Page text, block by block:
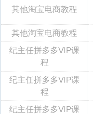
其他淘宝电商教程
其他淘宝电商教程
纪主任拼多多VIP课
程
纪主任拼多多VIP课
程
纪主任拼多多VIP课